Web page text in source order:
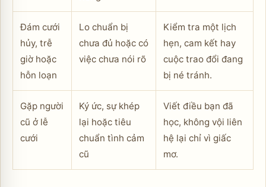
Đám cưới
hủy, trễ
giờ hoặc
hỗn loạn
Lo chuẩn bị
chưa đủ hoặc có
việc chưa nói rõ
Kiểm tra một lịch
hẹn, cam kết hay
cuộc trao đổi đang
bị né tránh.
Gặp người
cũ ở lễ
cưới
Ký ức, sự khép
lại hoặc tiêu
chuẩn tình cảm
cũ
Viết điều bạn đã
học, không vội liên
hệ lại chỉ vì giấc
mơ.